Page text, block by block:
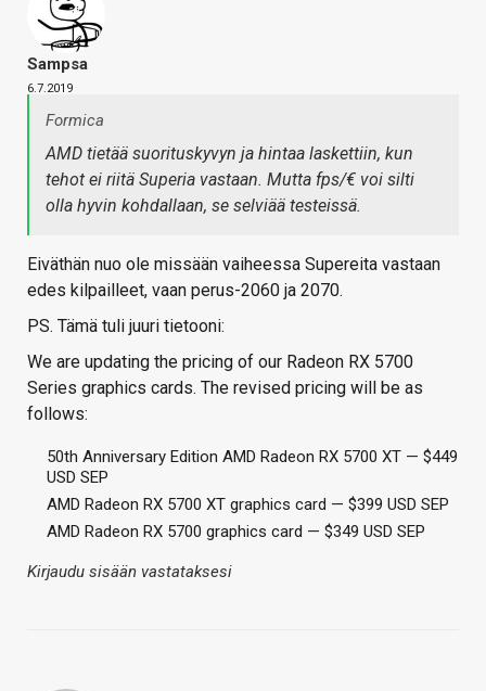
Sampsa
6.7.2019
Formica
AMD tietää suorituskyvyn ja hintaa laskettiin, kun
tehot ei riitä Superia vastaan. Mutta fps/€ voi silti
olla hyvin kohdallaan, se selviää testeissä.
Eiväthän nuo ole missään vaiheessa Supereita vastaan
edes kilpailleet, vaan perus-2060 ja 2070.
PS. Tämä tuli juuri tietooni:
We are updating the pricing of our Radeon RX 5700
Series graphics cards. The revised pricing will be as
follows:
50th Anniversary Edition AMD Radeon RX 5700 XT — $449
USD SEP
AMD Radeon RX 5700 XT graphics card — $399 USD SEP
AMD Radeon RX 5700 graphics card — $349 USD SEP
Kirjaudu sisään vastataksesi